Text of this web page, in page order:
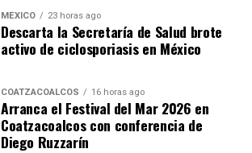
MÉXICO 23 horas ago
Descarta la Secretaría de Salud brote
activo de ciclosporiasis en México
COATZACOALCOS 16 horas ago
Arranca el Festival del Mar 2026 en
Coatzacoalcos con conferencia de
Diego Ruzzarín